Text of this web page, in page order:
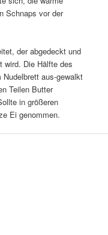
Schnaps vor der
der abgedeckt und
wird. Die Hälfte des
aus-gewalkt
Teilen Butter
in größeren
Ei genommen.